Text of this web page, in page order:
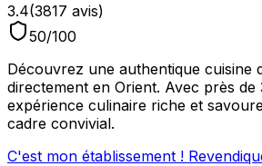
3.4(3817 avis)
50/100
Découvrez une authentique
directement en Orient. Avec près
expérience culinaire riche et
cadre convivial.
C'est mon établissement !